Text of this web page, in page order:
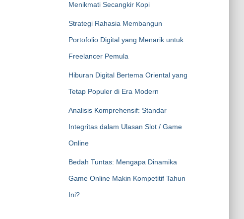
Menikmati Secangkir Kopi
Strategi Rahasia Membangun
Portofolio Digital yang Menarik untuk
Freelancer Pemula
Hiburan Digital Bertema Oriental yang
Tetap Populer di Era Modern
Analisis Komprehensif: Standar
Integritas dalam Ulasan Slot / Game
Online
Bedah Tuntas: Mengapa Dinamika
Game Online Makin Kompetitif Tahun
Ini?